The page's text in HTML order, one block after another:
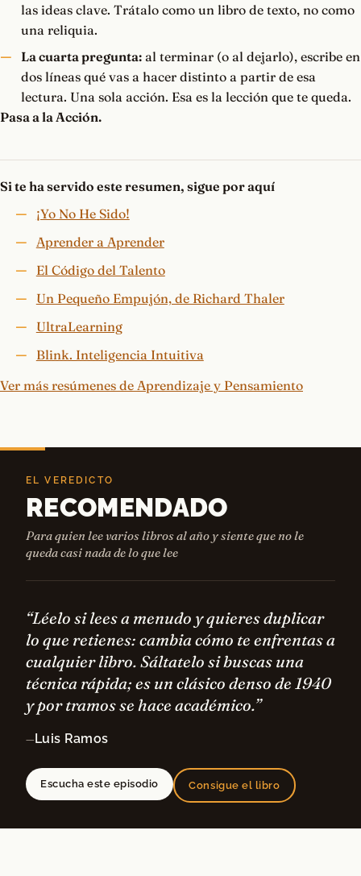
las ideas clave. Trátalo como un libro de texto, no como
una reliquia.
La cuarta pregunta:al terminar (o al dejarlo), escribe en
dos líneas qué vas a hacer distinto a partir de esa
lectura. Una sola acción. Esa es la lección que te queda.
Pasa a la Acción.
Si te ha servido este resumen, sigue por aquí
¡Yo No He Sido!
Aprender a Aprender
El Código del Talento
Un Pequeño Empujón, de Richard Thaler
UltraLearning
Blink. Inteligencia Intuitiva
Ver más resúmenes de Aprendizaje y Pensamiento
EL VEREDICTO
RECOMENDADO
Para quien lee varios libros al año y siente que no le
queda casi nada de lo que lee
“Léelo si lees a menudo y quieres duplicar
lo que retienes: cambia cómo te enfrentas a
cualquier libro. Sáltatelo si buscas una
técnica rápida; es un clásico denso de 1940
y por tramos se hace académico.”
— Luis Ramos
Escucha este episodio Consigue el libro